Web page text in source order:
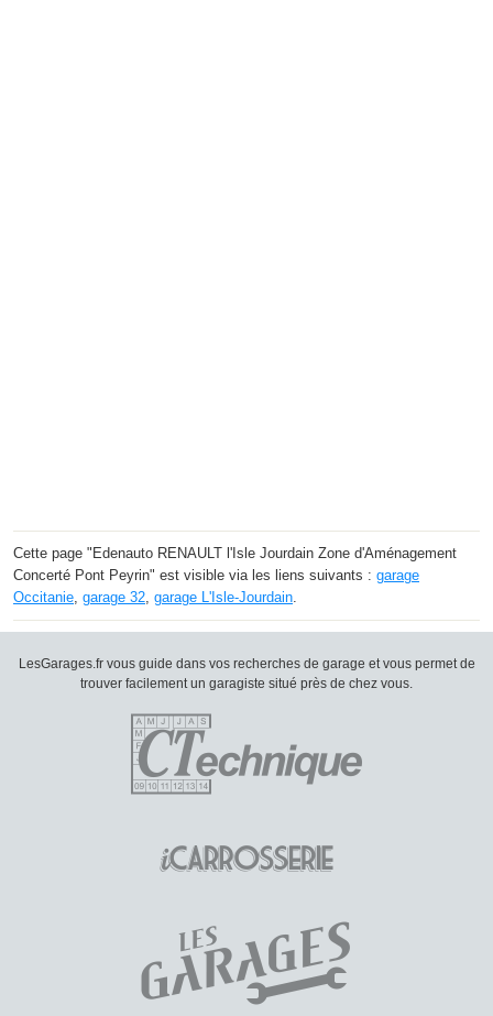
Cette page "Edenauto RENAULT l'Isle Jourdain Zone d'Aménagement
Concerté Pont Peyrin" est visible via les liens suivants : garage
Occitanie garage 32 garage L'Isle-Jourdain
LesGarages.fr vous guide dans vos recherches de garage et vous permet de
trouver facilement un garagiste situé près de chez vous.